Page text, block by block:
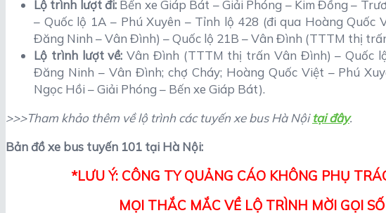
Lộ trình lượt đi: Bến xe Giáp Bát – Giải Phóng – Kim Đồng –
– Quốc lộ 1A – Phú Xuyên – Tỉnh lộ 428 (đi qua Hoàng Quốc
Đăng Ninh – Vân Đình) – Quốc lộ 21B – Vân Đình (TTTM thị
Lộ trình lượt về:Vân Đình (TTTM thị trấn Vân Đình) – Quốc
Đăng Ninh – Vân Đình; chợ Cháy; Hoàng Quốc Việt – Phú
Ngọc Hồi – Giải Phóng – Bến xe Giáp Bát).
>>>Tham khảo thêm về lộ trình các tuyến xe bus Hà Nộitại đây.
Bản đồ xe bus tuyến 101 tại Hà Nội:
*LƯU Ý: CÔNG TY QUẢNG CÁO KHÔNG PHỤ
MỌI THẮC MẮC VỀ LỘ TRÌNH MỜI GỌI